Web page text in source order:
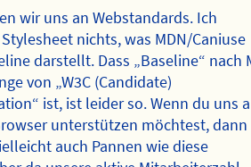
wir uns an Webstandards. Ich
nichts, was MDN/Caniuse
darstellt. Dass „Baseline“ nach
von „W3C (Candidate)
ist, ist leider so. Wenn du uns
unterstützen möchtest, dann
auch Pannen wie diese